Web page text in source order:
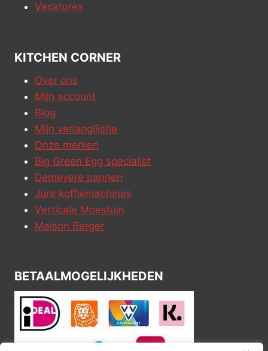
Vacatures
KITCHEN CORNER
Over ons
Mijn account
Blog
Mijn verlanglijstje
Onze merken
Big Green Egg specialist
Demeyere pannen
Jura koffiemachines
Verticale Moestuin
Maison Berger
BETAALMOGELIJKHEDEN